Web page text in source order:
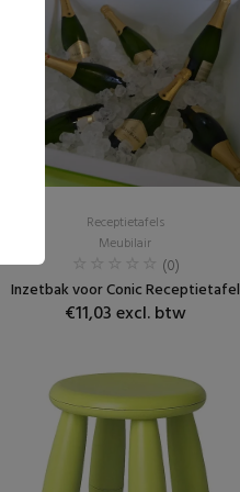
Receptietafels
Meubilair
(0)
Inzetbak voor Conic Receptietafel
€11,03 excl. btw